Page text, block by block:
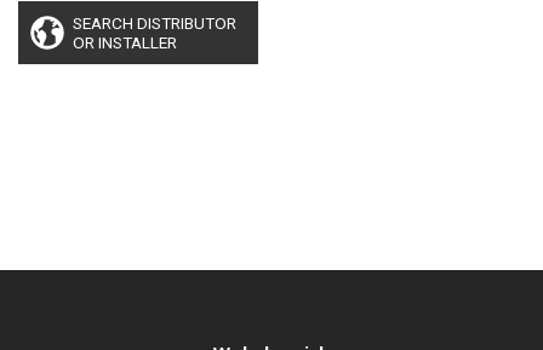
SEARCH DISTRIBUTOR
OR INSTALLER